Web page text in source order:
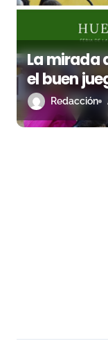
La mirada
el buen
arranque
Redacción